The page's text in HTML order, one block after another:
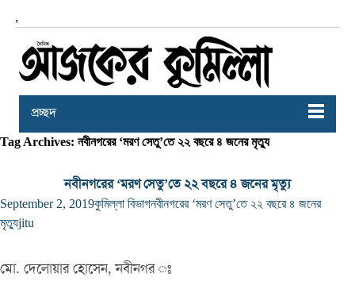
,
প্রচ্ছদ
Tag Archives: নবীনগরের ‘মরণ সেতু’তে ২২ বছরে ৪ জনের মৃত্যু
নবীনগরের ‘মরণ সেতু’তে ২২ বছরে ৪ জনের মৃত্যু
September 2, 2019কুমিল্লা বিভাগনবীনগরের ‘মরণ সেতু’তে ২২ বছরে ৪ জনের
মৃত্যুjitu
মো. দেলোয়ার হোসেন, নবীনগর ঃ